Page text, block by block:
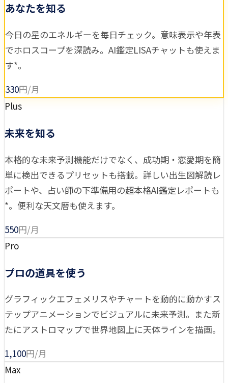
あなたを知る
今日の星のエネルギーを毎日チェック。意味表示や年表
でホロスコープを深読み。AI鑑定LISAチャットも使えま
す*。
330円/月
Plus
未来を知る
本格的な未来予測機能だけでなく、成功期・恋愛期を簡
単に検出できるプリセットも搭載。詳しい出生図解読レ
ポートや、占い師の下準備用の超本格AI鑑定レポートも
*。便利な天文暦も使えます。
550円/月
Pro
プロの道具を使う
グラフィックエフェメリスやチャートを動的に動かすス
テップアニメーションでビジュアルに未来予測。また新
たにアストロマップで世界地図上に天体ラインを描画。
1,100円/月
Max